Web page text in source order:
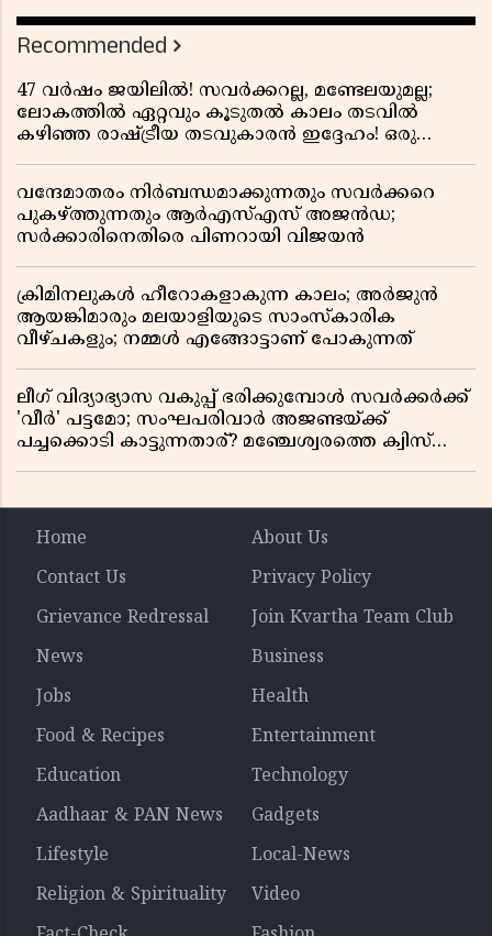
Recommended
47 വർഷം ജയിലിൽ! സവർക്കറല്ല, മണ്ടേലയുമല്ല;
ലോകത്തിൽ ഏറ്റവും കൂടുതൽ കാലം തടവിൽ
കഴിഞ്ഞ രാഷ്ട്രീയ തടവുകാരൻ ഇദ്ദേഹം! ഒരു
വന്ദേമാതരം നിർബന്ധമാക്കുന്നതും സവർക്കറെ
പുകഴ്ത്തുന്നതും ആർഎസ്എസ് അജൻഡ;
സർക്കാരിനെതിരെ പിണറായി വിജയൻ
ക്രിമിനലുകൾ ഹീറോകളാകുന്ന കാലം; അർജുൻ
ആയങ്കിമാരും മലയാളിയുടെ സാംസ്കാരിക
വീഴ്ചകളും; നമ്മൾ എങ്ങോട്ടാണ് പോകുന്നത്
ലീഗ് വിദ്യാഭ്യാസ വകുപ്പ് ഭരിക്കുമ്പോൾ സവർക്കർക്ക്
'വീർ' പട്ടമോ; സംഘപരിവാർ അജണ്ടയ്ക്ക്
പച്ചക്കൊടി കാട്ടുന്നതാര്? മഞ്ചേശ്വരത്തെ ക്വിസ്
Home
About Us
Contact Us
Privacy Policy
Grievance Redressal
Join Kvartha Team Club
News
Business
Jobs
Health
Food & Recipes
Entertainment
Education
Technology
Aadhaar & PAN News
Gadgets
Lifestyle
Local-News
Religion & Spirituality
Video